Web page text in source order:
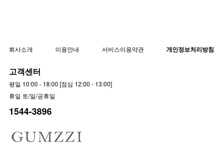
회사소개 이용안내 서비스이용약관 개인정보처리방침
고객센터
평일 10:00 - 18:00 [점심 12:00 - 13:00]
휴일 토/일/공휴일
1544-3896